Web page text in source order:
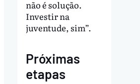
não é solução.
Investir na
juventude, sim”.
Próximas
etapas